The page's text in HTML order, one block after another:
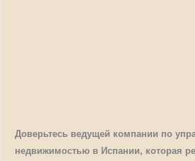
Доверьтесь ведущей компании по
недвижимостью в Испании, которая